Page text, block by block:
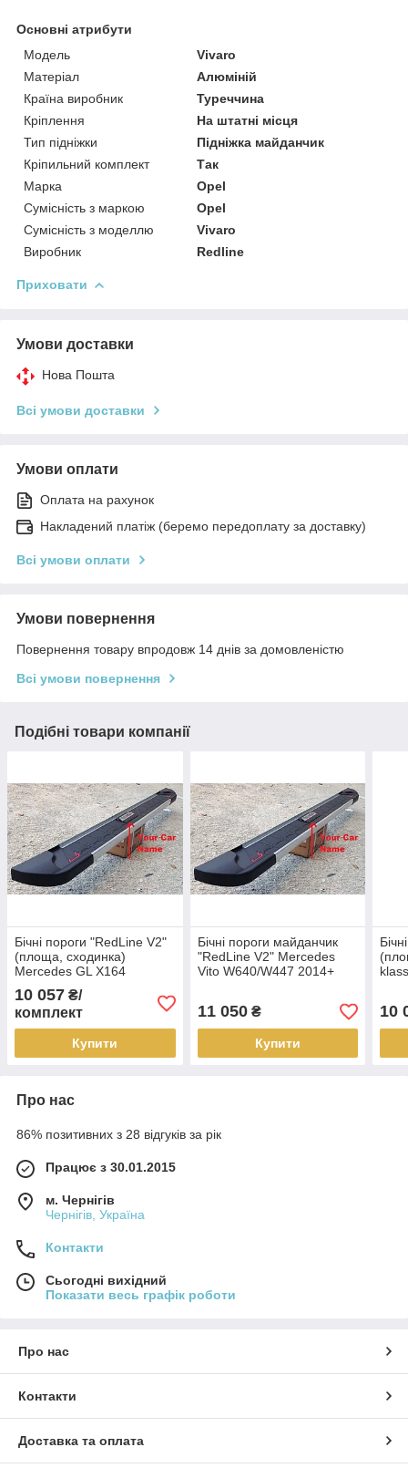
Основні атрибути
Модель
Vivaro
Матеріал
Алюміній
Країна виробник
Туреччина
Кріплення
На штатні місця
Тип підніжки
Підніжка майданчик
Кріпильний комплект
Так
Марка
Opel
Сумісність з маркою
Opel
Сумісність з моделлю
Vivaro
Виробник
Redline
Приховати
Умови доставки
Нова Пошта
Всі умови доставки
Умови оплати
Оплата на рахунок
Накладений платіж (беремо передоплату за доставку)
Всі умови оплати
Умови повернення
Повернення товару впродовж 14 днів за домовленістю
Всі умови повернення
Подібні товари компанії
Бічні пороги "RedLine V2"
(площа, сходинка)
Mercedes GL X164
10 057 ₴/
комплект
Купити
Бічні пороги майданчик
"RedLine V2" Mercedes
Vito W640/W447 2014+
11 050₴
Купити
10
Про нас
86% позитивних з 28 відгуків за рік
Працює з 30.01.2015
м. Чернігів
Чернігів, Україна
Контакти
Сьогодні вихідний
Показати весь графік роботи
Про нас
Контакти
Доставка та оплата